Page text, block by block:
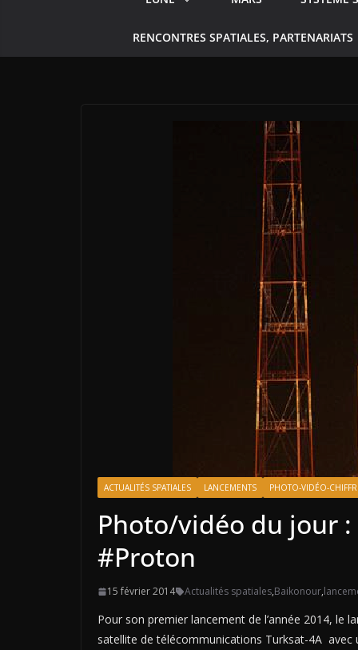
RENCONTRES SPATIALES, PARTENARIATS
ACTUALITÉS SPATIALES LANCEMENTS PHOTO-VIDÉO-
Photo/vidéo du jour
#Proton
15 février 2014 Actualités spatiales,Baikonour,
Pour son premier lancement de l’année 2014, le
satellite de télécommunications Turksat-4A avec